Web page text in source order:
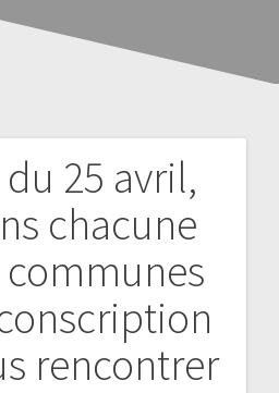
25 avril,
chacune
communes
rencontrer